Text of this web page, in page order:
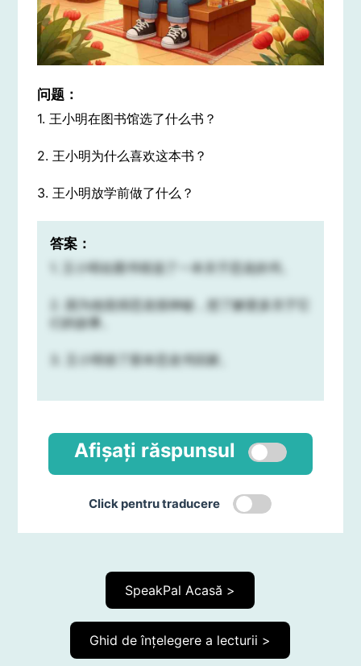
问题：
1. 王小明在图书馆选了什么书？
2. 王小明为什么喜欢这本书？
3. 王小明放学前做了什么？
答案：
1. 王小明在图书馆选了一本关于恐龙的书。
2. 因为他觉得恐龙很神秘，想了解更多关于它
们的故事。
3. 王小明借了那本恐龙书回家。
Afișați răspunsul
Click pentru traducere
SpeakPal Acasă >
Ghid de înțelegere a lecturii >